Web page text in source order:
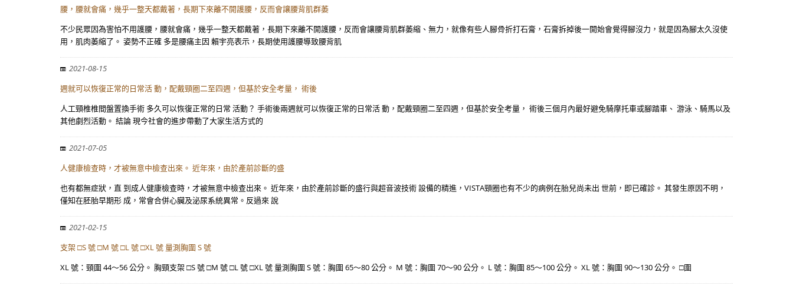
腰，腰就會痛，幾乎一整天都戴著，長期下來離不開護腰，反而會讓腰背肌群萎
不少民眾因為害怕不用護腰，腰就會痛，幾乎一整天都戴著，長期下來離不開護腰，反而會讓腰背肌群萎縮、無力，就像有些人腳骨折打石膏，石膏拆掉後一開始會覺得腳沒力，就是因為腳太久沒使
用，肌肉萎縮了。 姿勢不正確 多是腰痛主因 賴宇亮表示，長期使用護腰導致腰背肌
2021-08-15
週就可以恢復正常的日常活 動，配戴頸圈二至四週，但基於安全考量， 術後
人工頸椎椎間盤置換手術 多久可以恢復正常的日常 活動？ 手術後兩週就可以恢復正常的日常活 動，配戴頸圈二至四週，但基於安全考量， 術後三個月內最好避免騎摩托車或腳踏車、 游泳、騎馬以及
其他劇烈活動。 結論 現今社會的進步帶動了大家生活方式的
2021-07-05
人健康檢查時，才被無意中檢查出來。 近年來，由於產前診斷的盛
也有都無症狀，直 到成人健康檢查時，才被無意中檢查出來。 近年來，由於產前診斷的盛行與超音波技術 設備的精進，VISTA頸圈也有不少的病例在胎兒尚未出 世前，即已確診。 其發生原因不明，
僅知在胚胎早期形 成，常會合併心臟及泌尿系統異常。反過來 說
2021-02-15
支架 □S 號 □M 號 □L 號 □XL 號 量測胸圍 S 號
XL 號：頸圍 44～56 公分。 胸頸支架 □S 號 □M 號 □L 號 □XL 號 量測胸圍 S 號：胸圍 65～80 公分。 M 號：胸圍 70～90 公分。 L 號：胸圍 85～100 公分。 XL 號：胸圍 90～130 公分。 □圍